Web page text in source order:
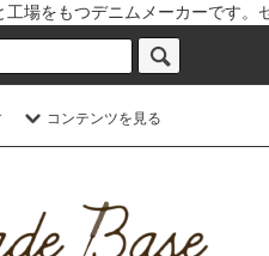
場をもつデニムメーカーです
コンテンツを見る